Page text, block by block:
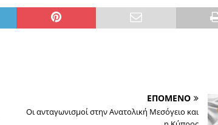
ΕΠΟΜΕΝΟ
Οι ανταγωνισμοί στην Ανατολική Μεσόγειο και